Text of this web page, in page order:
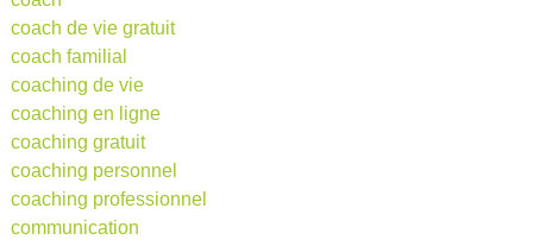
coach de vie gratuit
coach familial
coaching de vie
coaching en ligne
coaching gratuit
coaching personnel
coaching professionnel
communication